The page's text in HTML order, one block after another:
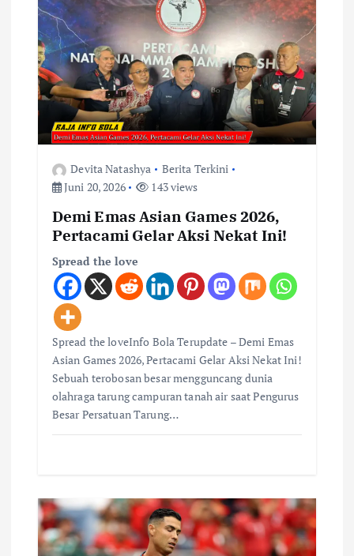
p
o
s
Devita Natashya
Berita Terkini
Juni 20, 2026
143 views
Demi Emas Asian Games 2026,
Pertacami Gelar Aksi Nekat Ini!
Spread the love
Spread the loveInfo Bola Terupdate – Demi Emas
Asian Games 2026, Pertacami Gelar Aksi Nekat Ini!
Sebuah terobosan besar mengguncang dunia
olahraga tarung campuran tanah air saat Pengurus
Besar Persatuan Tarung…